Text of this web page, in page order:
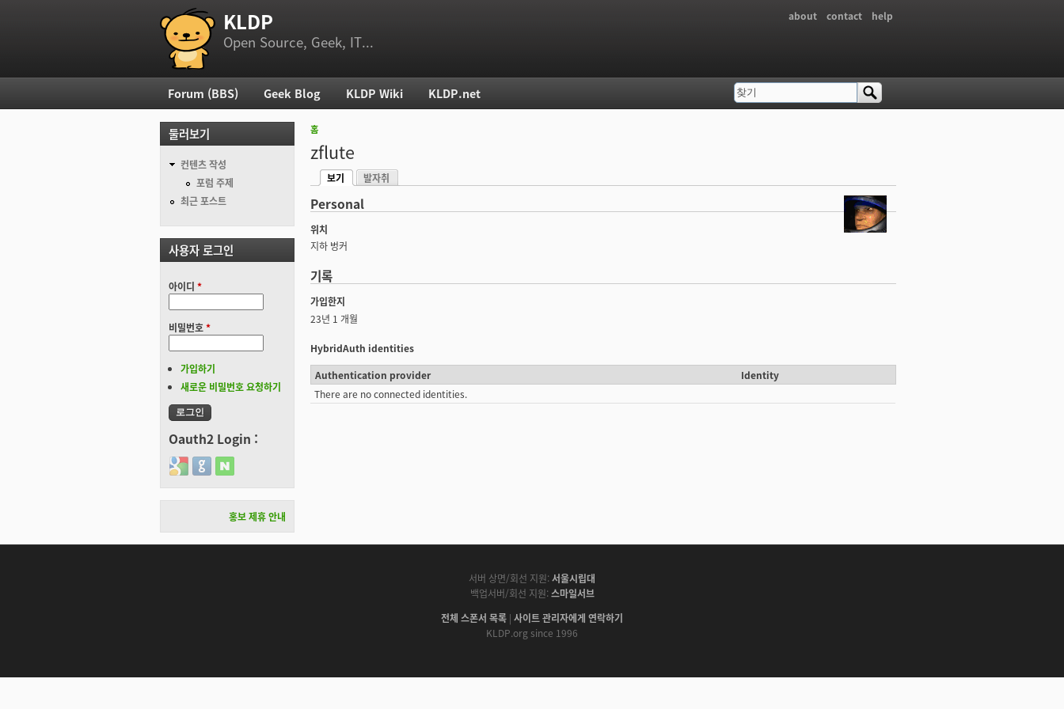
부 메뉴
about contact help
KLDP
Open Source, Geek, IT...
현재 위치
홈
zflute
기본탭
보기
발자취
Personal
위치
지하 벙커
기록
가입한지
23년 1 개월
HybridAuth identities
Authentication provider
Identity
There are no connected identities.
주 메뉴
Forum (BBS) Geek Blog KLDP Wiki KLDP.net 검색 폼
찾기
둘러보기
컨텐츠 작성
포럼 주제
최근 포스트
사용자 로그인
아이디 *
비밀번호*
가입하기
새로운 비밀번호 요청하기
Oauth2 Login :
Login with Google
Login with GitHub
Login with Naver
홍보 제휴 안내
서버 상면/회선 지원: 서울시립대
백업서버/회선 지원: 스마일서브
전체 스폰서 목록 | 사이트 관리자에게 연락하기
KLDP.org since 1996